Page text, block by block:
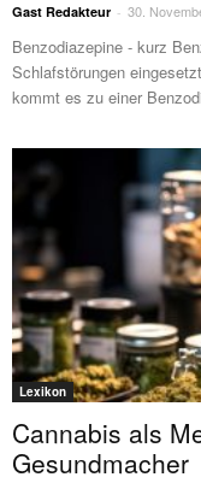
Gast Redakteur - 30.
Benzodiazepine - kurz
Schlafstörungen
kommt es zu einer
Lexikon
Cannabis als
Gesundmacher